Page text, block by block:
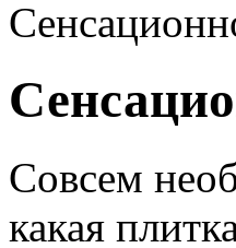
Совсем
какая